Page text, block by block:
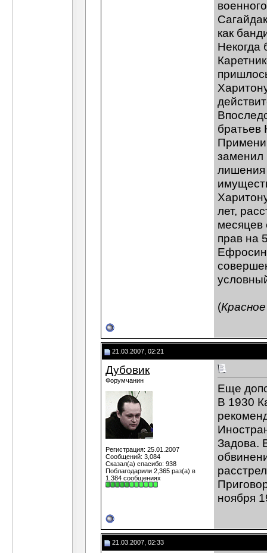
как
Некогда
братьев
заменил
лишения
лет,
прав на
(
21.03.2007, 02:21
Дубовик
Форумчанин
Регистрация: 25.01.2007
Сообщений: 3,084
Сказал(а) спасибо: 938
Поблагодарили 2,365 раз(а) в
1,384 сообщениях
Еще
В 1930
Задова.
ноября
21.03.2007, 02:33